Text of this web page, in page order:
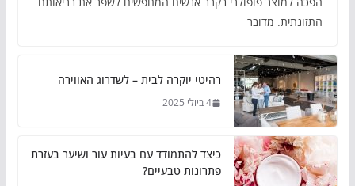
התזונתית. מדובר
רהיטי יוקרה לבית – לשדרוג האווירה
4 ביולי 2025
כיצד להתמודד עם בעיות עור ושיער בעזרת
פתרונות טבעיים?